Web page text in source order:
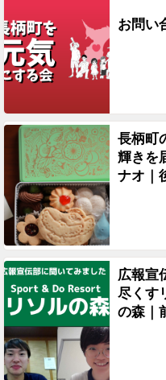
お問い
長柄町
輝きを
ナオ｜
広報宣
尽くす
の森｜